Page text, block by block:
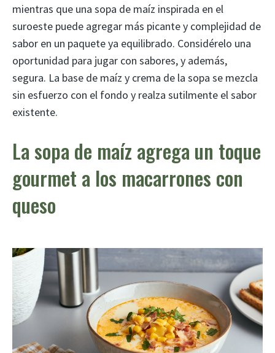
mientras que una sopa de maíz inspirada en el
suroeste puede agregar más picante y complejidad de
sabor en un paquete ya equilibrado. Considérelo una
oportunidad para jugar con sabores, y además,
segura. La base de maíz y crema de la sopa se mezcla
sin esfuerzo con el fondo y realza sutilmente el sabor
existente.
La sopa de maíz agrega un toque
gourmet a los macarrones con
queso